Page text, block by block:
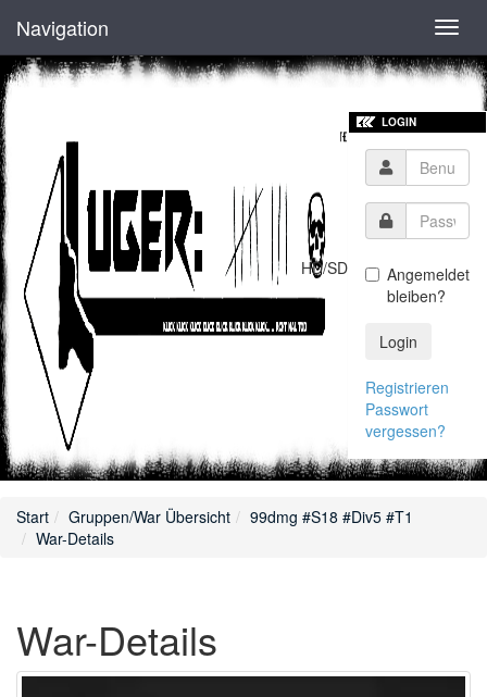
Navigation
HD/SD
LOGIN
Angemeldet
bleiben?
Login
Registrieren
Passwort
vergessen?
Start Gruppen/War Übersicht
99dmg #S18 #Div5 #T1
War-Details
War-Details